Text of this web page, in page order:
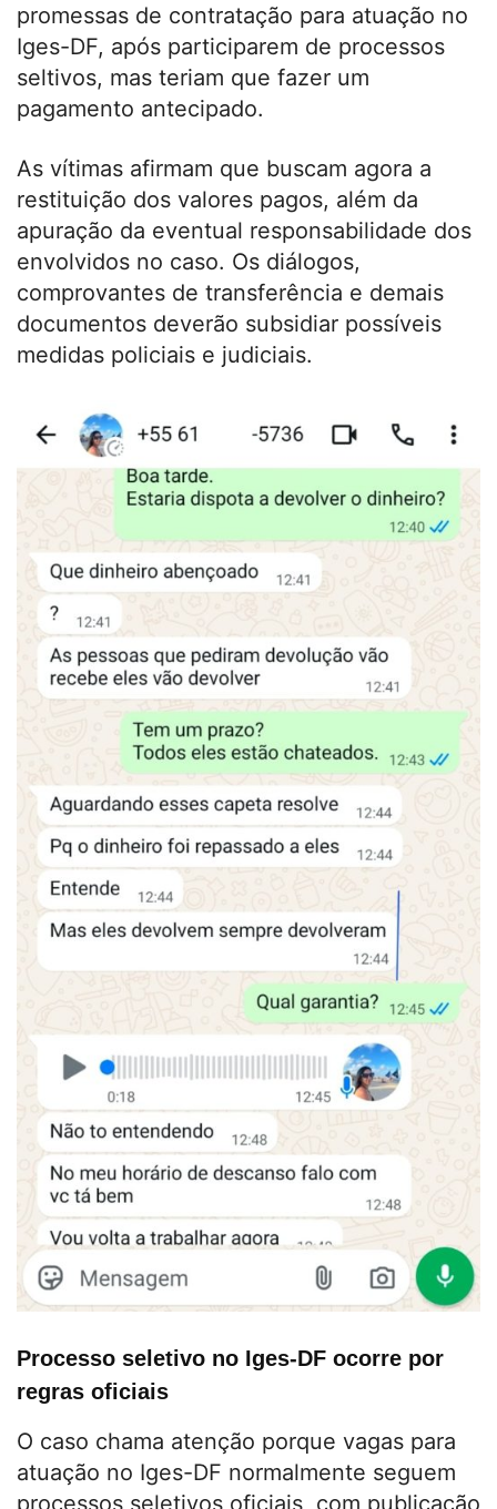
promessas de contratação para atuação no
Iges-DF, após participarem de processos
seltivos, mas teriam que fazer um
pagamento antecipado.
As vítimas afirmam que buscam agora a
restituição dos valores pagos, além da
apuração da eventual responsabilidade dos
envolvidos no caso. Os diálogos,
comprovantes de transferência e demais
documentos deverão subsidiar possíveis
medidas policiais e judiciais.
Processo seletivo no Iges-DF ocorre por
regras oficiais
O caso chama atenção porque vagas para
atuação no Iges-DF normalmente seguem
processos seletivos oficiais, com publicação